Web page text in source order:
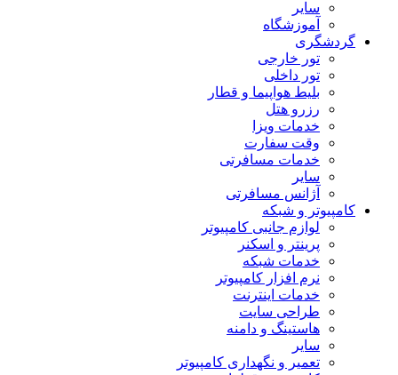
سایر
آموزشگاه
گردشگری
تور خارجی
تور داخلی
بلیط هواپیما و قطار
رزرو هتل
خدمات ویزا
وقت سفارت
خدمات مسافرتی
سایر
آژانس مسافرتی
کامپیوتر و شبکه
لوازم جانبی کامپیوتر
پرینتر و اسکنر
خدمات شبکه
نرم افزار کامپیوتر
خدمات اینترنت
طراحی سایت
هاستینگ و دامنه
سایر
تعمیر و نگهداری کامپیوتر